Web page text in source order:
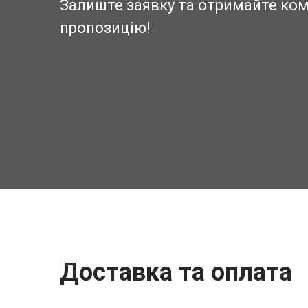
Залиште заявку та отримайте
пропозицію!
Доставка та оплата